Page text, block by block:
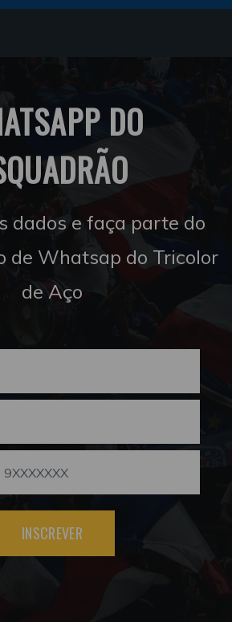
DO
dados e faça parte do
de Whatsap do Tricolor
de Aço
INSCREVER